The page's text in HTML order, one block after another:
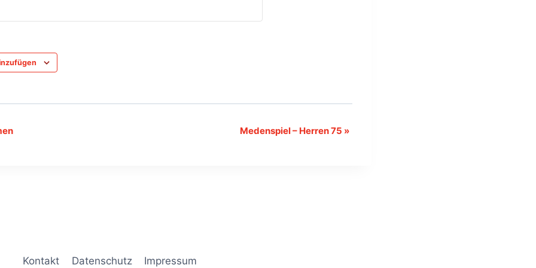
Medenspiel – Herren 75 »
Kontakt Datenschutz Impressum